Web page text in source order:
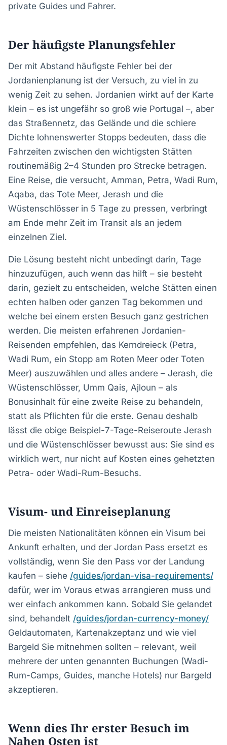
private Guides und Fahrer.
Der häufigste Planungsfehler
Der mit Abstand häufigste Fehler bei der
Jordanienplanung ist der Versuch, zu viel in zu
wenig Zeit zu sehen. Jordanien wirkt auf der Karte
klein – es ist ungefähr so groß wie Portugal –, aber
das Straßennetz, das Gelände und die schiere
Dichte lohnenswerter Stopps bedeuten, dass die
Fahrzeiten zwischen den wichtigsten Stätten
routinemäßig 2–4 Stunden pro Strecke betragen.
Eine Reise, die versucht, Amman, Petra, Wadi Rum,
Aqaba, das Tote Meer, Jerash und die
Wüstenschlösser in 5 Tage zu pressen, verbringt
am Ende mehr Zeit im Transit als an jedem
einzelnen Ziel.
Die Lösung besteht nicht unbedingt darin, Tage
hinzuzufügen, auch wenn das hilft – sie besteht
darin, gezielt zu entscheiden, welche Stätten einen
echten halben oder ganzen Tag bekommen und
welche bei einem ersten Besuch ganz gestrichen
werden. Die meisten erfahrenen Jordanien-
Reisenden empfehlen, das Kerndreieck (Petra,
Wadi Rum, ein Stopp am Roten Meer oder Toten
Meer) auszuwählen und alles andere – Jerash, die
Wüstenschlösser, Umm Qais, Ajloun – als
Bonusinhalt für eine zweite Reise zu behandeln,
statt als Pflichten für die erste. Genau deshalb
lässt die obige Beispiel-7-Tage-Reiseroute Jerash
und die Wüstenschlösser bewusst aus: Sie sind es
wirklich wert, nur nicht auf Kosten eines gehetzten
Petra- oder Wadi-Rum-Besuchs.
Visum- und Einreiseplanung
Die meisten Nationalitäten können ein Visum bei
Ankunft erhalten, und der Jordan Pass ersetzt es
vollständig, wenn Sie den Pass vor der Landung
kaufen – siehe /guides/jordan-visa-requirements/
dafür, wer im Voraus etwas arrangieren muss und
wer einfach ankommen kann. Sobald Sie gelandet
sind, behandelt /guides/jordan-currency-money/
Geldautomaten, Kartenakzeptanz und wie viel
Bargeld Sie mitnehmen sollten – relevant, weil
mehrere der unten genannten Buchungen (Wadi-
Rum-Camps, Guides, manche Hotels) nur Bargeld
akzeptieren.
Wenn dies Ihr erster Besuch im
Nahen Osten ist